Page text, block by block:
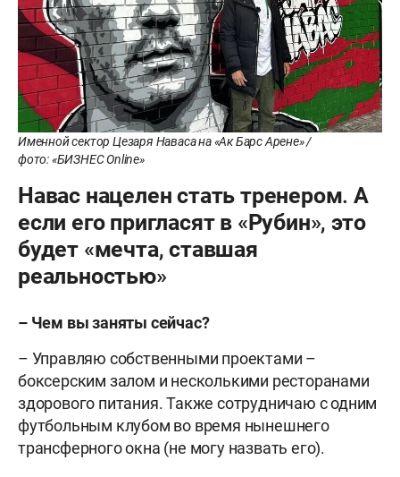
Именной сектор Цезаря Наваса на «Ак Барс Арене» /
фото: «БИЗНЕС Online»
Навас нацелен стать тренером. А
если его пригласят в «Рубин», это
будет «мечта, ставшая
реальностью»
– Чем вы заняты сейчас?
– Управляю собственными проектами –
боксерским залом и несколькими ресторанами
здорового питания. Также сотрудничаю с одним
футбольным клубом во время нынешнего
трансферного окна (не могу назвать его).